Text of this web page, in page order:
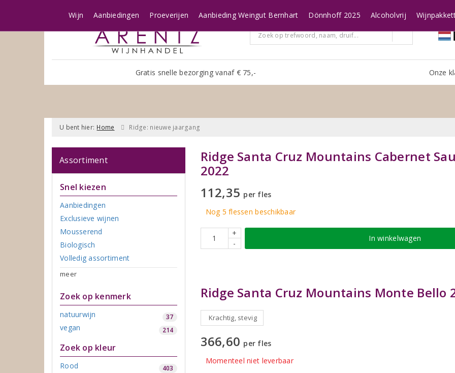
Gratis snelle bezorging vanaf € 75,- Onze
Wijn Aanbiedingen Proeverijen Aanbieding Weingut Bernhart Dönnhoff 2025 Alcoholvrij
U bent hier: Home Ridge: nieuwe jaargang
Assortiment
Snel kiezen
Aanbiedingen
Exclusieve wijnen
Mousserend
Biologisch
Volledig assortiment
meer
Zoek op kenmerk
natuurwijn 37
vegan 214
Zoek op kleur
Rood 403
Ridge Santa Cruz Mountains Cabernet
2022
112,35 per fles
Nog 5 flessenbeschikbaar
+
-
In winkelwagen
Ridge Santa Cruz Mountains Monte Bello
Krachtig, stevig
366,60 per fles
Momenteel niet leverbaar